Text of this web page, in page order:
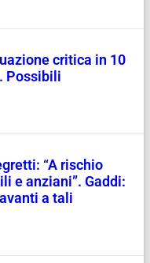
critica in 10
Possibili
“A rischio
e anziani”. Gaddi:
a tali